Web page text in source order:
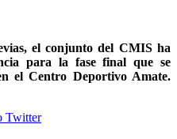
el conjunto del CMIS ha
para la fase final que se
el Centro Deportivo Amate.